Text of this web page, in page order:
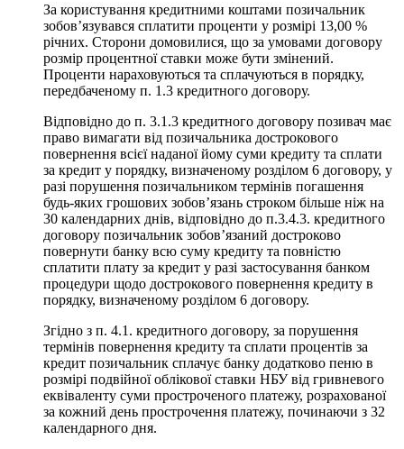
За користування кредитними коштами позичальник
зобов’язувався сплатити проценти у розмірі 13,00 %
річних. Сторони домовилися, що за умовами договору
розмір процентної ставки може бути змінений.
Проценти нараховуються та сплачуються в порядку,
передбаченому п. 1.3 кредитного договору.
Відповідно до п. 3.1.3 кредитного договору позивач має
право вимагати від позичальника дострокового
повернення всієї наданої йому суми кредиту та сплати
за кредит у порядку, визначеному розділом 6 договору, у
разі порушення позичальником термінів погашення
будь-яких грошових зобов’язань строком більше ніж на
30 календарних днів, відповідно до п.3.4.3. кредитного
договору позичальник зобов’язаний достроково
повернути банку всю суму кредиту та повністю
сплатити плату за кредит у разі застосування банком
процедури щодо дострокового повернення кредиту в
порядку, визначеному розділом 6 договору.
Згідно з п. 4.1. кредитного договору, за порушення
термінів повернення кредиту та сплати процентів за
кредит позичальник сплачує банку додатково пеню в
розмірі подвійної облікової ставки НБУ від гривневого
еквіваленту суми простроченого платежу, розрахованої
за кожний день прострочення платежу, починаючи з 32
календарного дня.